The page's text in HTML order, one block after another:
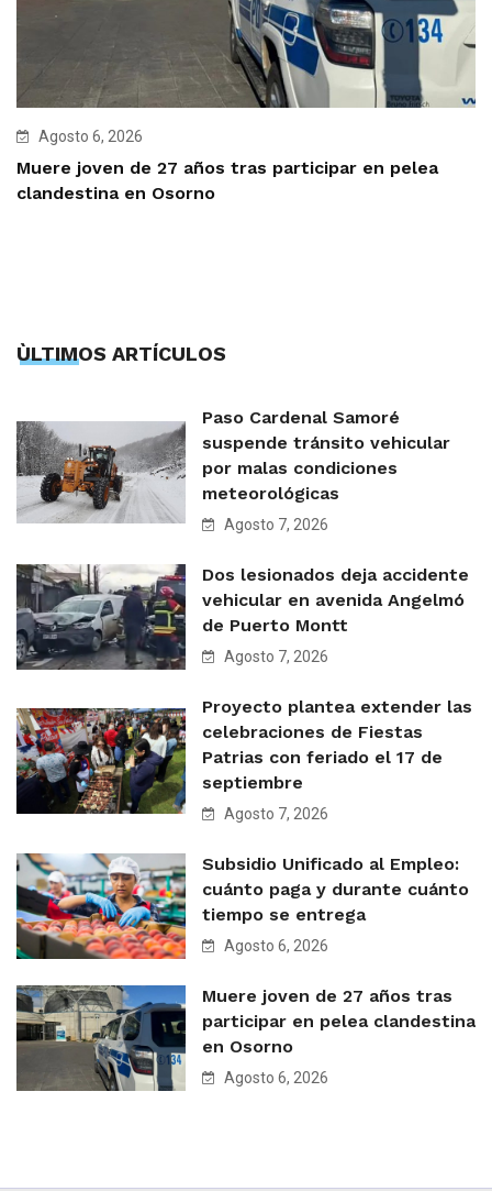
Agosto 6, 2026
Muere joven de 27 años tras participar en pelea
clandestina en Osorno
ÙLTIMOS ARTÍCULOS
Paso Cardenal Samoré
suspende tránsito vehicular
por malas condiciones
meteorológicas
Agosto 7, 2026
Dos lesionados deja accidente
vehicular en avenida Angelmó
de Puerto Montt
Agosto 7, 2026
Proyecto plantea extender las
celebraciones de Fiestas
Patrias con feriado el 17 de
septiembre
Agosto 7, 2026
Subsidio Unificado al Empleo:
cuánto paga y durante cuánto
tiempo se entrega
Agosto 6, 2026
Muere joven de 27 años tras
participar en pelea clandestina
en Osorno
Agosto 6, 2026